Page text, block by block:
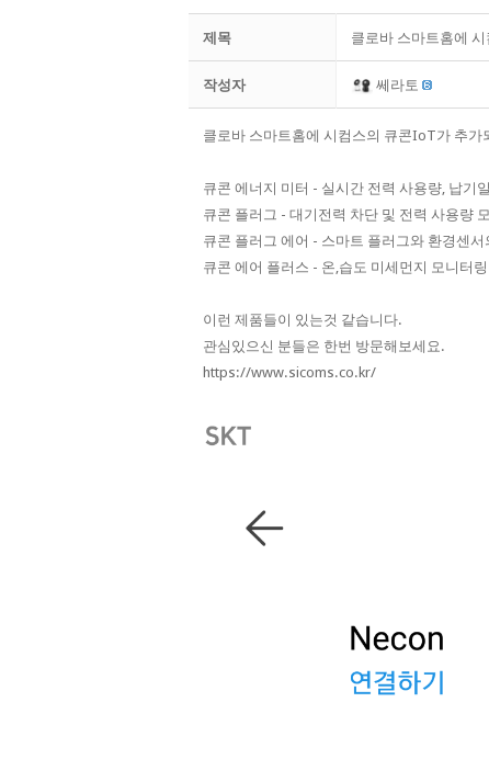
제목 클로바 스마트홈에
작성자 쎄라토
클로바 스마트홈에 시컴스의 큐콘IoT가 추가
큐콘 에너지 미터 - 실시간 전력 사용량, 납기
큐콘 플러그 - 대기전력 차단 및 전력 사용량
큐콘 플러그 에어 - 스마트 플러그와 환경센서
큐콘 에어 플러스 - 온,습도 미세먼지 모니터링
이런 제품들이 있는것 같습니다.
관심있으신 분들은 한번 방문해보세요.
https://www.sicoms.co.kr/